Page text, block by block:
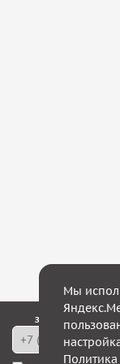
Закажите обратный
Мы